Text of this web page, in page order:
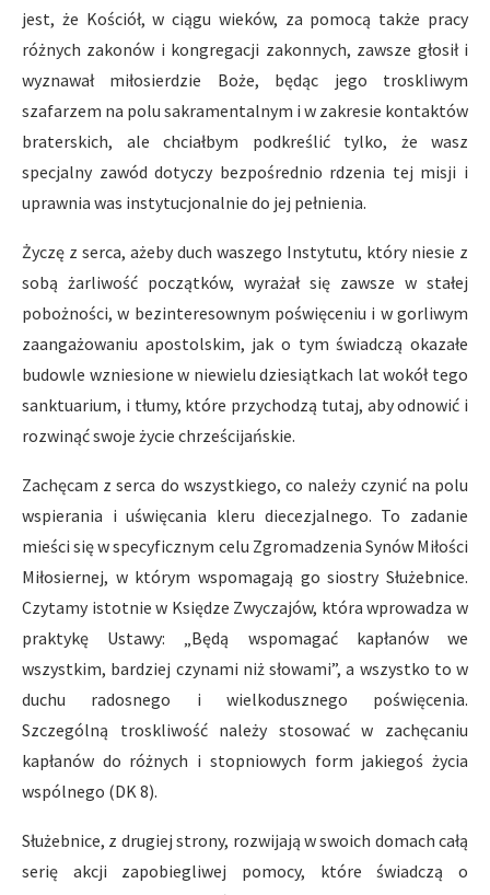
jest, że Kościół, w ciągu wieków, za pomocą także pracy
różnych zakonów i kongregacji zakonnych, zawsze głosił i
wyznawał miłosierdzie Boże, będąc jego troskliwym
szafarzem na polu sakramentalnym i w zakresie kontaktów
braterskich, ale chciałbym podkreślić tylko, że wasz
specjalny zawód dotyczy bezpośrednio rdzenia tej misji i
uprawnia was instytucjonalnie do jej pełnienia.
Życzę z serca, ażeby duch waszego Instytutu, który niesie z
sobą żarliwość początków, wyrażał się zawsze w stałej
pobożności, w bezinteresownym poświęceniu i w gorliwym
zaangażowaniu apostolskim, jak o tym świadczą okazałe
budowle wzniesione w niewielu dziesiątkach lat wokół tego
sanktuarium, i tłumy, które przychodzą tutaj, aby odnowić i
rozwinąć swoje życie chrześcijańskie.
Zachęcam z serca do wszystkiego, co należy czynić na polu
wspierania i uświęcania kleru diecezjalnego. To zadanie
mieści się w specyficznym celu Zgromadzenia Synów Miłości
Miłosiernej, w którym wspomagają go siostry Służebnice.
Czytamy istotnie w Księdze Zwyczajów, która wprowadza w
praktykę Ustawy: „Będą wspomagać kapłanów we
wszystkim, bardziej czynami niż słowami”, a wszystko to w
duchu radosnego i wielkodusznego poświęcenia.
Szczególną troskliwość należy stosować w zachęcaniu
kapłanów do różnych i stopniowych form jakiegoś życia
wspólnego (DK 8).
Służebnice, z drugiej strony, rozwijają w swoich domach całą
serię akcji zapobiegliwej pomocy, które świadczą o